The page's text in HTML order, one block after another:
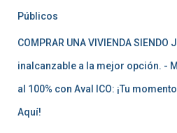
Públicos
COMPRAR UNA VIVIENDA SIENDO
inalcanzable a la mejor opción. -
al 100% con Aval ICO: ¡Tu
Aquí!